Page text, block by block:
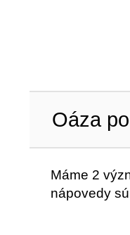
Oáza
Máme 2
nápovedy